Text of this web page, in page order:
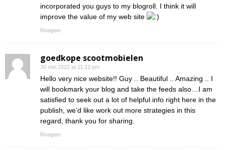
incorporated you guys to my blogroll. I think it will
improve the value of my web site
Reageer
goedkope scootmobielen
30 mei 2022 at 11:22 pm
Hello very nice website!! Guy .. Beautiful .. Amazing .. I
will bookmark your blog and take the feeds also…I am
satisfied to seek out a lot of helpful info right here in the
publish, we’d like work out more strategies in this
regard, thank you for sharing.
Reageer